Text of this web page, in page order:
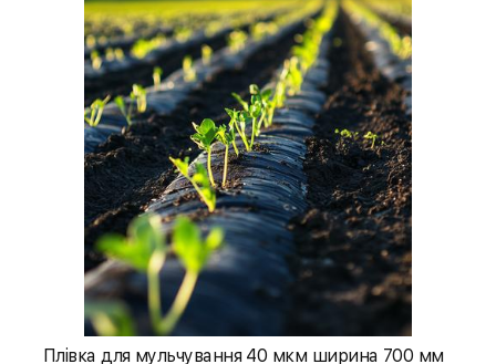
Плівка для мульчування 40 мкм ширина 700 мм